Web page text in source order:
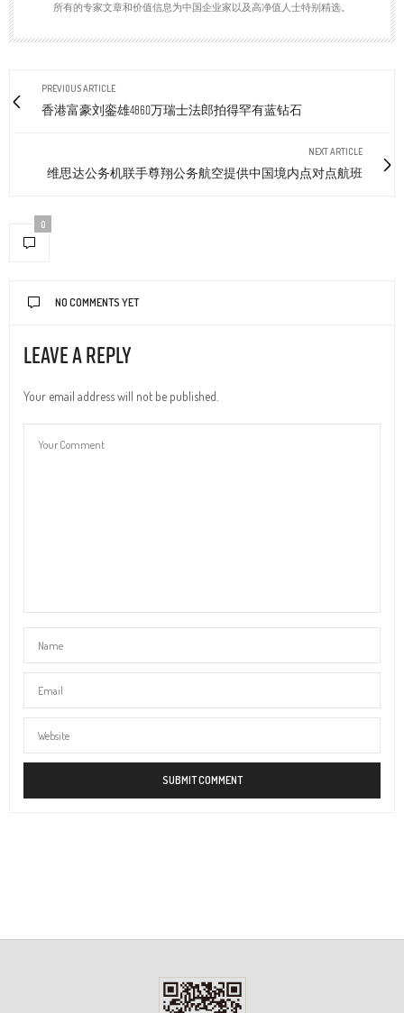
所有的专家文章和价值信息为中国企业家以及高净值人士特别精选。
PREVIOUS ARTICLE
香港富豪刘銮雄4860万瑞士法郎拍得罕有蓝钻石
NEXT ARTICLE
维思达公务机联手尊翔公务航空提供中国境内点对点航班
0
NO COMMENTS YET
Leave a Reply
Your email address will not be published.